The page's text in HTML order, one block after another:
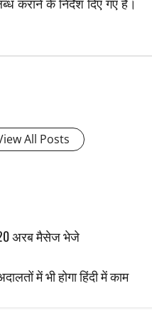
कराने के निर्देश दिए गए हैं।
All Posts
20 अरब मैसेज भेजे
में भी होगा हिंदी में काम